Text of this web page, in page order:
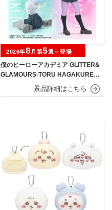
僕のヒーローアカデミア GLITTER&
GLAMOURS-TORU HAGAKURE＆
MINA ASHIDO-
2026年8月第5週～登場